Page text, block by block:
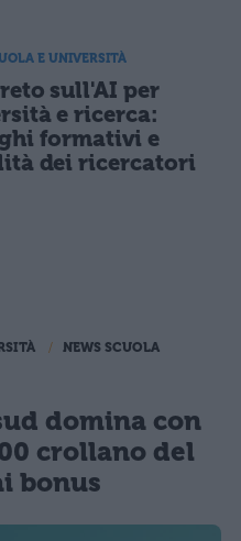
E UNIVERSITÀ
sull'AI per
e ricerca:
formativi e
dei ricercatori
NEWS SCUOLA
domina con
crollano del
bonus